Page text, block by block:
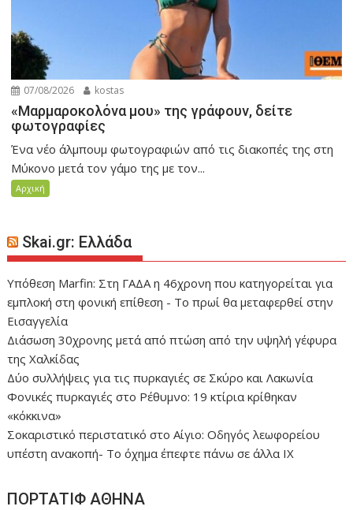
07/08/2026 kostas
«Μαρμαροκολόνα μου» της γράφουν, δείτε
φωτογραφίες
Ένα νέο άλμπουμ φωτογραφιών από τις διακοπές της στη
Μύκονο μετά τον γάμο της με τον...
Αρχική
Skai.gr: Ελλάδα
Υπόθεση Marfin: Στη ΓΑΔΑ η 46χρονη που κατηγορείται για
εμπλοκή στη φονική επίθεση - Το πρωί θα μεταφερθεί στην
Εισαγγελία
Διάσωση 30χρονης μετά από πτώση από την υψηλή γέφυρα
της Χαλκίδας
Δύο συλλήψεις για τις πυρκαγιές σε Σκύρο και Λακωνία
Φονικές πυρκαγιές στο Ρέθυμνο: 19 κτίρια κρίθηκαν
«κόκκινα»
Σοκαριστικό περιστατικό στο Αίγιο: Οδηγός λεωφορείου
υπέστη ανακοπή- Tο όχημα έπεφτε πάνω σε άλλα ΙΧ
ΠΟΡΤΑΤΙΦ ΑΘΗΝΑ